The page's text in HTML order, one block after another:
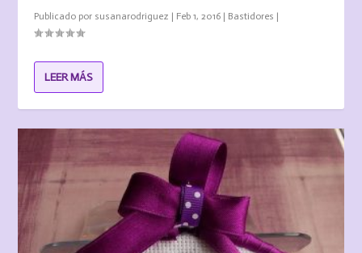
Publicado por susanarodriguez | Feb 1, 2016 | Bastidores |
LEER MÁS